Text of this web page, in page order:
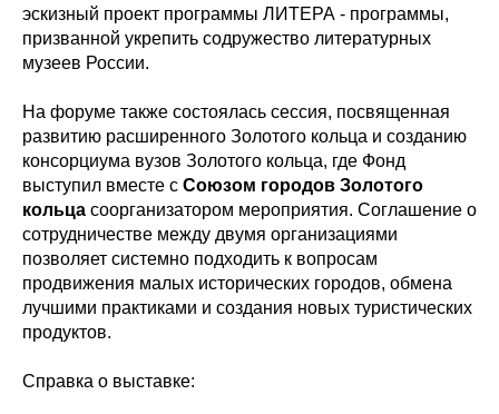
эскизный проект программы ЛИТЕРА - программы,
призванной укрепить содружество литературных
музеев России.
На форуме также состоялась сессия, посвященная
развитию расширенного Золотого кольца и созданию
консорциума вузов Золотого кольца, где Фонд
выступил вместе с Союзом городов Золотого
кольца соорганизатором мероприятия. Соглашение о
сотрудничестве между двумя организациями
позволяет системно подходить к вопросам
продвижения малых исторических городов, обмена
лучшими практиками и создания новых туристических
продуктов.
Справка о выставке: